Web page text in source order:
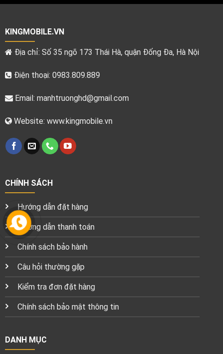
KINGMOBILE.VN
Địa chỉ: Số 35 ngõ 173 Thái Hà, quận Đống Đa, Hà Nội
Điện thoại: 0983.809.889
Email: manhtruonghd@gmail.com
Website: www.kingmobile.vn
CHÍNH SÁCH
Hướng dẫn đặt hàng
Hướng dẫn thanh toán
Chính sách bảo hành
Câu hỏi thường gặp
Kiểm tra đơn đặt hàng
Chính sách bảo mật thông tin
DANH MỤC